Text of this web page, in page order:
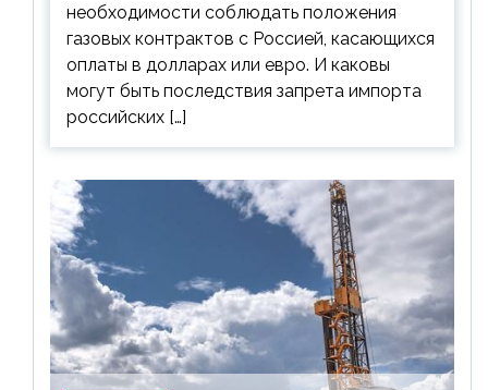
необходимости соблюдать положения
газовых контрактов с Россией, касающихся
оплаты в долларах или евро. И каковы
могут быть последствия запрета импорта
российских […]